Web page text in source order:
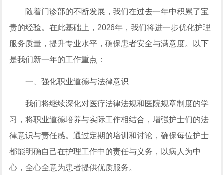
随着门诊部的不断发展，我们在过去一年中积累了宝
贵的经验。在此基础上，2026年，我们将进一步优化护理
服务质量，提升专业水平，确保患者安全与满意度。以下
是我们新一年的工作重点：
一、强化职业道德与法律意识
我们将继续深化对医疗法律法规和医院规章制度的学
习，将职业道德培养与实际工作相结合，增强护士们的法
律意识与责任感。通过定期的培训和讨论，确保每位护士
都能明确自己在护理工作中的责任与义务，以病人为中
心，全心全意为患者提供优质服务。